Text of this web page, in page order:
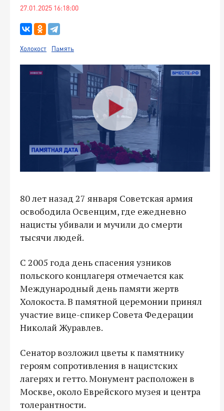
27.01.2025 16:18:00
Холокост Память
80 лет назад 27 января Советская армия
освободила Освенцим, где ежедневно
нацисты убивали и мучили до смерти
тысячи людей.
С 2005 года день спасения узников
польского концлагеря отмечается как
Международный день памяти жертв
Холокоста. В памятной церемонии принял
участие вице-спикер Совета Федерации
Николай Журавлев.
Сенатор возложил цветы к памятнику
героям сопротивления в нацистских
лагерях и гетто. Монумент расположен в
Москве, около Еврейского музея и центра
толерантности.